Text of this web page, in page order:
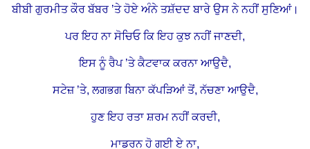
ਬੀਬੀ ਗੁਰਮੀਤ ਕੌਰ ਬੱਬਰ ’ਤੇ ਹੋਏ ਅੰਨੇ ਤਸ਼ੱਦਦ ਬਾਰੇ ਉਸ ਨੇ ਨਹੀਂ ਸੁਣਿਆਂ।
ਪਰ ਇਹ ਨਾ ਸੋਚਿਓ ਕਿ ਇਹ ਕੁਝ ਨਹੀਂ ਜਾਣਦੀ,
ਇਸ ਨੂੰ ਰੈਪ ’ਤੇ ਕੈਟਵਾਕ ਕਰਨਾ ਆਉਦੈ,
ਸਟੇਜ਼ ’ਤੇ, ਲਗਭਗ ਬਿਨਾ ਕੱਪੜਿਆਂ ਤੋਂ, ਨੱਚਣਾ ਆਉਦੈ,
ਹੁਣ ਇਹ ਰਤਾ ਸ਼ਰਮ ਨਹੀਂ ਕਰਦੀ,
ਮਾਡਰਨ ਹੋ ਗਈ ਏ ਨਾ,